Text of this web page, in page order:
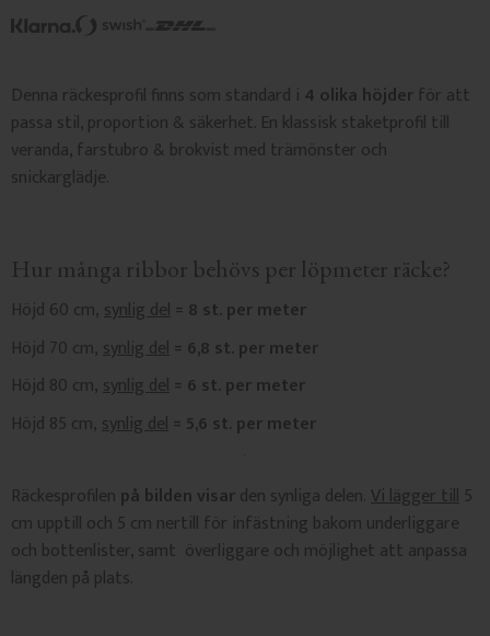
Denna räckesprofil finns som standard i 4 olika höjderför att
passa stil, proportion & säkerhet. En klassisk staketprofil till
veranda, farstubro & brokvist med trämönster och
snickarglädje.
Hur många ribbor behövs per löpmeter räcke?
Höjd 60 cm,synlig del= 8 st. per meter
Höjd 70 cm,synlig del= 6,8 st. per meter
Höjd 80 cm,synlig del= 6 st. per meter
Höjd 85 cm,synlig del= 5,6 st. per meter
Räckesprofilen på bilden visarden synliga delen.Vi lägger till 5
cm upptill och 5 cm nertill för infästning bakom underliggare
och bottenlister, samt överliggare och möjlighet att anpassa
längden på plats.